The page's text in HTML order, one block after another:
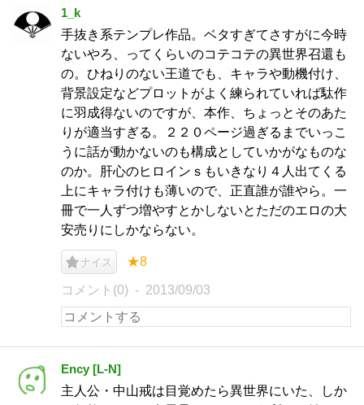
1_k
手抜き系テンプレ作品。ベタすぎてさすがに今時
ないやろ、ってくらいのコテコテの異世界召還も
の。ひねりのない王道でも、キャラや動機付け、
背景設定などプロットがよく練られていれば駄作
に羽成得ないのですが、本作、ちょっとそのあた
りが適当すぎる。２２０ページ過ぎるまでいっこ
うに話が動かないのも構成としていかがなものな
のか。肝心のヒロインｓもいきなり４人出てくる
上にキャラ付けも薄いので、正直誰が誰やら。一
冊で一人ずつ増やすとかしないとただのエロの大
安売りにしかならない。
ナイス ★8
コメント(0) 2013/09/03
Ency [L-N]
主人公・中山戒は目覚めたら異世界にいた、しか